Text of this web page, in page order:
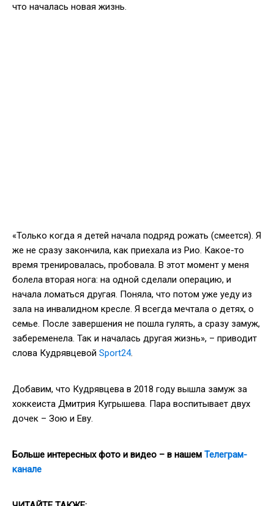
что началась новая жизнь.
«Только когда я детей начала подряд рожать (смеется). Я
же не сразу закончила, как приехала из Рио. Какое-то
время тренировалась, пробовала. В этот момент у меня
болела вторая нога: на одной сделали операцию, и
начала ломаться другая. Поняла, что потом уже уеду из
зала на инвалидном кресле. Я всегда мечтала о детях, о
семье. После завершения не пошла гулять, а сразу замуж,
забеременела. Так и началась другая жизнь», – приводит
слова Кудрявцевой Sport24.
Добавим, что Кудрявцева в 2018 году вышла замуж за
хоккеиста Дмитрия Кугрышева. Пара воспитывает двух
дочек – Зою и Еву.
Больше интересных фото и видео – в нашем Телеграм-
канале